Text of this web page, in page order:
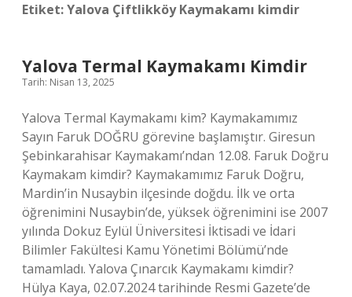
Etiket:Yalova Çiftlikköy Kaymakamı kimdir
Yalova Termal Kaymakamı Kimdir
Tarih: Nisan 13, 2025
Yalova Termal Kaymakamı kim? Kaymakamımız
Sayın Faruk DOĞRU görevine başlamıştır. Giresun
Şebinkarahisar Kaymakamı’ndan 12.08. Faruk Doğru
Kaymakam kimdir? Kaymakamımız Faruk Doğru,
Mardin’in Nusaybin ilçesinde doğdu. İlk ve orta
öğrenimini Nusaybin’de, yüksek öğrenimini ise 2007
yılında Dokuz Eylül Üniversitesi İktisadi ve İdari
Bilimler Fakültesi Kamu Yönetimi Bölümü’nde
tamamladı. Yalova Çınarcık Kaymakamı kimdir?
Hülya Kaya, 02.07.2024 tarihinde Resmi Gazete’de